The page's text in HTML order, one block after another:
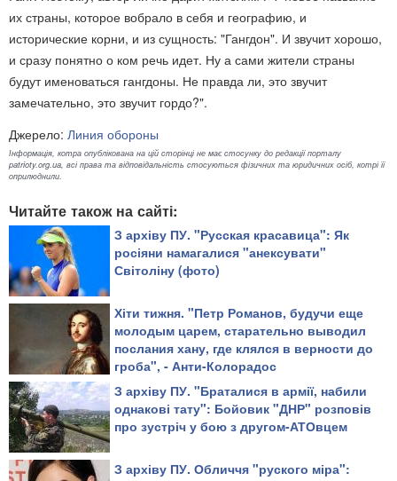
их страны, которое вобрало в себя и географию, и
исторические корни, и из сущность: "Гангдон". И звучит хорошо,
и сразу понятно о ком речь идет. Ну а сами жители страны
будут именоваться гангдоны. Не правда ли, это звучит
замечательно, это звучит гордо?".
Джерело: Линия обороны
Інформація, котра опублікована на цій сторінці не має стосунку до редакції порталу
patrioty.org.ua, всі права та відповідальність стосуються фізичних та юридичних осіб, котрі її
оприлюднили.
Читайте також на сайті:
З архіву ПУ. "Русская красавица": Як
росіяни намагалися "анексувати"
Світоліну (фото)
Хіти тижня. "Петр Романов, будучи еще
молодым царем, старательно выводил
послания хану, где клялся в верности до
гроба", - Анти-Колорадос
З архіву ПУ. "Браталися в армії, набили
однакові тату": Бойовик "ДНР" розповів
про зустріч у бою з другом-АТОвцем
З архіву ПУ. Обличчя "руского міра":